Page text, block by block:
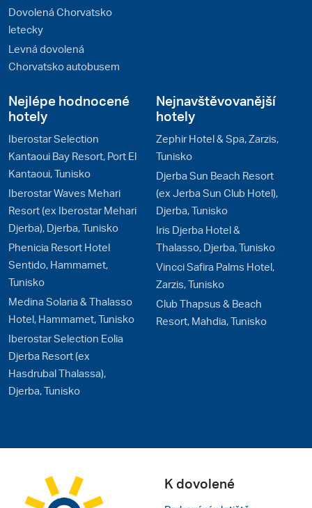
Dovolená Chorvatsko
letecky
Levná dovolená
Chorvatsko autobusem
Nejlépe hodnocené
hotely
Iberostar Selection
Kantaoui Bay Resort, Port El
Kantaoui, Tunisko
Iberostar Waves Mehari
Resort (ex Iberostar Mehari
Djerba), Djerba, Tunisko
Phenicia Resort Hotel
Sentido, Hammamet,
Tunisko
Medina Solaria & Thalasso
Hotel, Hammamet, Tunisko
Iberostar Selection Eolia
Djerba Resort (ex
Hasdrubal Thalassa),
Djerba, Tunisko
Nejnavštěvovanější
hotely
Zephir Hotel & Spa, Zarzis,
Tunisko
Djerba Sun Beach Resort
(ex Jerba Sun Club Hotel),
Djerba, Tunisko
Iris Djerba Hotel &
Thalasso, Djerba, Tunisko
Vincci Safira Palms Hotel,
Zarzis, Tunisko
Club Thapsus & Beach
Resort, Mahdia, Tunisko
K dovolené